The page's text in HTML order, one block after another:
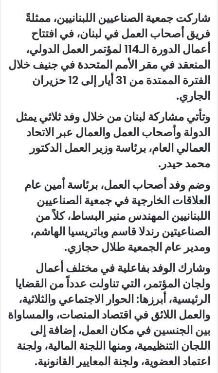
شاركت جمعية الصناعيين اللبنانيين، ممثلةً
فريق أصحاب العمل في لبنان، في افتتاح
أعمال الدورة الـ114 لمؤتمر العمل الدولي،
المنعقد في مقر الأمم المتحدة في جنيف خلال
الفترة الممتدة من 31 أيار إلى 12 حزيران
الجاري.
وتأتي مشاركة لبنان من خلال وفد ثلاثي يمثل
الدولة وأصحاب العمل والعمال عبر الاتحاد
العمالي العام، برئاسة وزير العمل الدكتور
محمد حيدر.
وضم وفد أصحاب العمل، برئاسة أمين عام
العلاقات الخارجية في جمعية الصناعيين
اللبنانيين المهندس منير البساط، كلاً من
الصناعيتين رندلا قاسم وباتريسيا الهاشم،
ومدير عام الجمعية طلال حجازي.
وشارك الوفد بفاعلية في مختلف أعمال
ولجان المؤتمر، التي تناولت عدداً من القضايا
الرئيسية، أبرزها: الحوار الاجتماعي والثلاثية،
والعمل اللائق في اقتصاد المنصات، والمساواة
بين الجنسين في مكان العمل، إضافة إلى
اللجان التنظيمية، ومنها اللجنة المالية، ولجنة
اعتماد العضوية، ولجنة المعايير القانونية.